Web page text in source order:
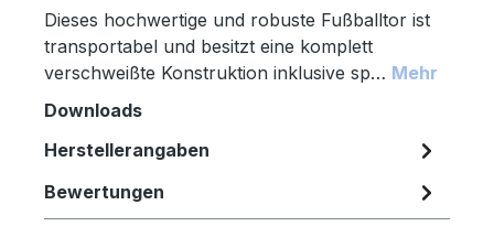
Dieses hochwertige und robuste Fußballtor ist
transportabel und besitzt eine komplett
verschweißte Konstruktion inklusive sp… Mehr
Downloads
Herstellerangaben
Bewertungen